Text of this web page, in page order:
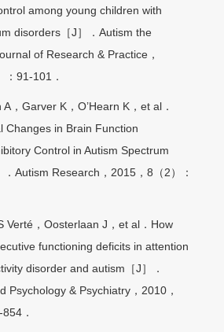
among young children with
disorders［J］．Autism the
of Research & Practice，
91-101．
，Garver K，O’Hearn K，et al．
Changes in Brain Function
Control in Autism Spectrum
Autism Research，2015，8（2）：
Verté，Oosterlaan J，et al．How
functioning deficits in attention
disorder and autism［J］．
Psychology & Psychiatry，2010，
．